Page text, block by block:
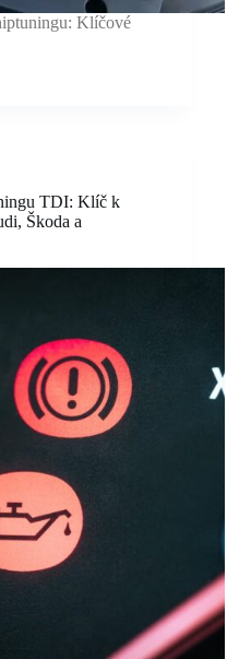
Klíčové
TDI: Klíč k
Škoda a